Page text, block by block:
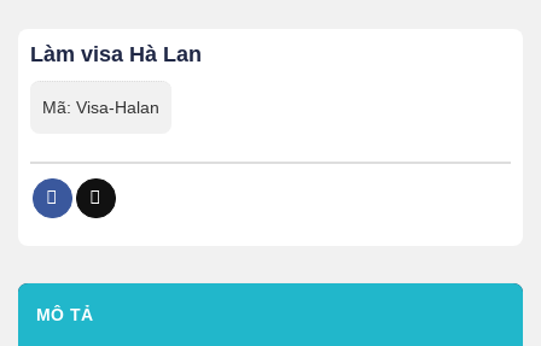
Làm visa Hà Lan
Mã: Visa-Halan
MÔ TẢ